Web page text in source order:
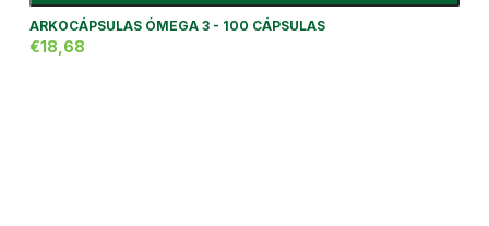
ARKOCÁPSULAS ÓMEGA 3 - 100 CÁPSULAS
€18,68